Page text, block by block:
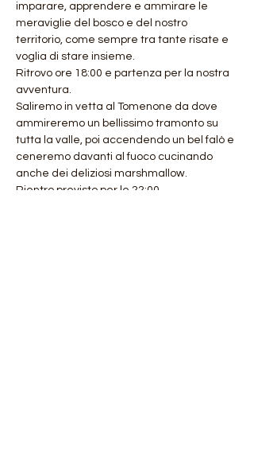
imparare, apprendere e ammirare le
meraviglie del bosco e del nostro
territorio, come sempre tra tante risate e
voglia di stare insieme.
Ritrovo ore 18:00 e partenza per la nostra
avventura.
Saliremo in vetta al Tomenone da dove
ammireremo un bellissimo tramonto su
tutta la valle, poi accendendo un bel falò e
ceneremo davanti al fuoco cucinando
anche dei deliziosi marshmallow.
Rientro previsto per le 22:00.